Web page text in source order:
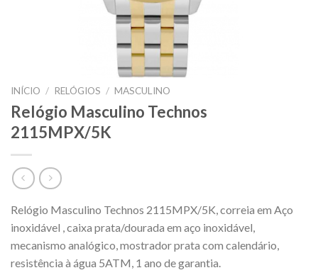
INÍCIO / RELÓGIOS / MASCULINO
Relógio Masculino Technos
2115MPX/5K
Relógio Masculino Technos 2115MPX/5K, correia em Aço
inoxidável , caixa prata/dourada em aço inoxidável,
mecanismo analógico, mostrador prata com calendário,
resistência à água 5ATM, 1 ano de garantia.